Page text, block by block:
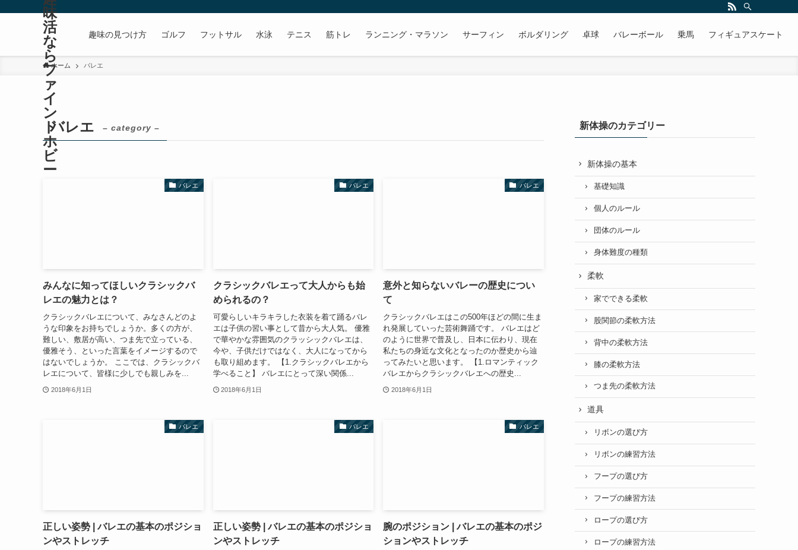
味
活
な
ら
フ
ァ
イ
ン
ド
ホ
ビ
ー
趣味の見つけ方 ゴルフ フットサル 水泳 テニス 筋トレ ランニング・マラソン サーフィン ボルダリング 卓球 バレーボール 乗馬 フィギュアスケート
ホーム バレエ
バレエ – category –
バレエ
みんなに知ってほしいクラシックバ
レエの魅力とは？
クラシックバレエについて、みなさんどのよ
うな印象をお持ちでしょうか。多くの方が、
難しい、敷居が高い、つま先で立っている、
優雅そう、といった言葉をイメージするので
はないでしょうか。 ここでは、クラシックバ
レエについて、皆様に少しでも親しみを...
2018年6月1日
バレエ
クラシックバレエって大人からも始
められるの？
可愛らしいキラキラした衣装を着て踊るバレ
エは子供の習い事として昔から大人気。 優雅
で華やかな雰囲気のクラッシックバレエは、
今や、子供だけではなく、大人になってから
も取り組めます。 【1.クラシックバレエから
学べること】 バレエにとって深い関係...
2018年6月1日
バレエ
意外と知らないバレーの歴史につい
て
クラシックバレエはこの500年ほどの間に生ま
れ発展していった芸術舞踊です。 バレエはど
のように世界で普及し、日本に伝わり、現在
私たちの身近な文化となったのか歴史から辿
ってみたいと思います。 【1.ロマンティック
バレエからクラシックバレエへの歴史...
2018年6月1日
バレエ
正しい姿勢 | バレエの基本のポジショ
ンやストレッチ
バレエ
正しい姿勢 | バレエの基本のポジショ
ンやストレッチ
バレエ
腕のポジション | バレエの基本のポジ
ションやストレッチ
新体操のカテゴリー
新体操の基本
基礎知識
個人のルール
団体のルール
身体難度の種類
柔軟
家でできる柔軟
股関節の柔軟方法
背中の柔軟方法
膝の柔軟方法
つま先の柔軟方法
道具
リボンの選び方
リボンの練習方法
フープの選び方
フープの練習方法
ロープの選び方
ロープの練習方法